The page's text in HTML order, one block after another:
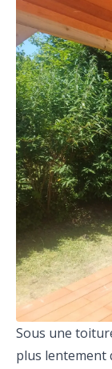
Sous une
plus lentement